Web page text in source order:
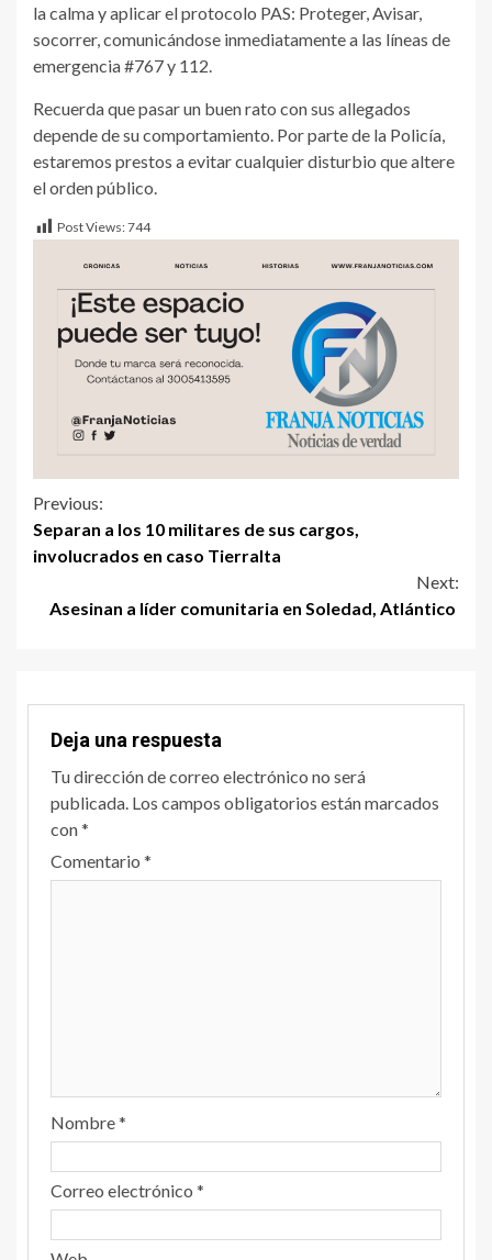
la calma y aplicar el protocolo PAS: Proteger, Avisar,
socorrer, comunicándose inmediatamente a las líneas de
emergencia #767 y 112.
Recuerda que pasar un buen rato con sus allegados
depende de su comportamiento. Por parte de la Policía,
estaremos prestos a evitar cualquier disturbio que altere
el orden público.
Post Views:744
Previous:
Separan a los 10 militares de sus cargos,
involucrados en caso Tierralta
Next:
Asesinan a líder comunitaria en Soledad, Atlántico
Deja una respuesta
Tu dirección de correo electrónico no será
publicada. Los campos obligatorios están marcados
con*
Comentario *
Nombre*
Correo electrónico *